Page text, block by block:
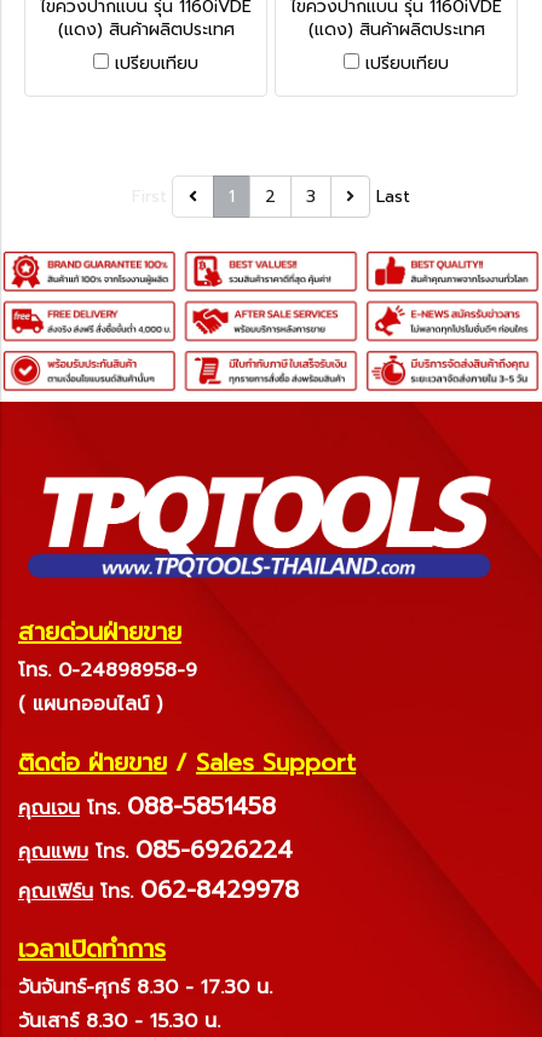
31587
ไขควงปากแบน รุ่น 1160iVDE
(แดง) สินค้าผลิตประเทศ
เยอรมัน / สินค้าประเทศเยอรมัน
เปรียบเทียบ
31585
ไขควงปากแบน รุ่น 1160iVDE
(แดง) สินค้าผลิตประเทศ
เยอรมัน / สินค้าประเทศเยอรมัน
เปรียบเทียบ
1 2 3 Last
สายด่วนฝ่ายขาย
โทร. 0-24898958-9
( แผนกออนไลน์ )
ติดต่อ ฝ่ายขาย / Sales Support
คุณเจน โทร. 088-5851458
คุณแพม โทร. 085-6926224
คุณเฟิร์น โทร. 062-8429978
เวลาเปิดทำการ
วันจันทร์-ศุกร์ 8.30 - 17.30 น.
วันเสาร์ 8.30 - 15.30 น.